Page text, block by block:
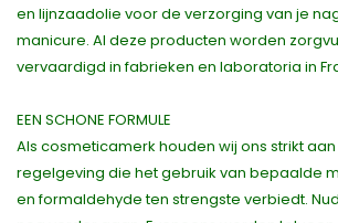
en lijnzaadolie voor de verzorging van je
manicure. Al deze producten worden
vervaardigd in fabrieken en laboratoria in
EEN SCHONE FORMULE
Als cosmeticamerk houden wij ons strikt
regelgeving die het gebruik van bepaalde
en formaldehyde ten strengste verbiedt.